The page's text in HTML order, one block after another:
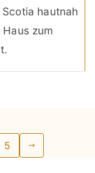
hautnah
zum
5